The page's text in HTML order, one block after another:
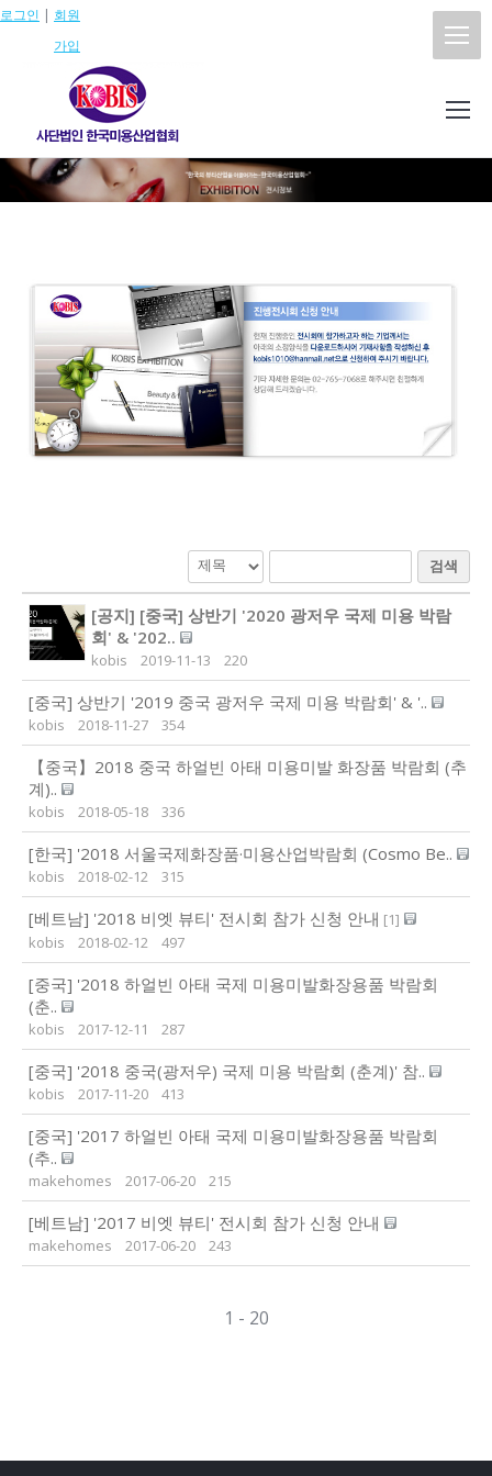
로그인 | 회원
가입
검색
[공지] [중국] 상반기 '2020 광저우 국제 미용 박람
회' & '202..
kobis 2019-11-13 220
[중국] 상반기 '2019 중국 광저우 국제 미용 박람회' & '..
kobis 2018-11-27 354
【중국】2018 중국 하얼빈 아태 미용미발 화장품 박람회 (추
계)..
kobis 2018-05-18 336
[한국] '2018 서울국제화장품·미용산업박람회 (Cosmo Be..
kobis 2018-02-12 315
[베트남] '2018 비엣 뷰티' 전시회 참가 신청 안내 [1]
kobis
2018-02-12 497
[중국] '2018 하얼빈 아태 국제 미용미발화장용품 박람회
(춘..
kobis 2017-12-11 287
[중국] '2018 중국(광저우) 국제 미용 박람회 (춘계)' 참..
kobis 2017-11-20 413
[중국] '2017 하얼빈 아태 국제 미용미발화장용품 박람회
(추..
makehomes 2017-06-20 215
[베트남] '2017 비엣 뷰티' 전시회 참가 신청 안내
makehomes 2017-06-20 243
1 - 20